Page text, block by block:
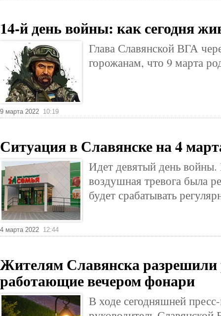
14-й день войны: как сегодня
Глава Славянской ВГА
горожанам, что 9 марта
9 марта 2022 10:19
Ситуация в Славянске на 4
Идет девятый день войны.
воздушная тревога была
будет срабатывать
4 марта 2022 12:44
Жителям Славянска разрешили
работающие вечером фонари
В ходе сегодняшней